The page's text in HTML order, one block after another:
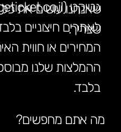
מה אתם מחפשים?
לאתרים חיצוניים
המחירים או חווית
ההמלצות שלנו
בלבד.
שאנחנו עושים את כל
שצריך.